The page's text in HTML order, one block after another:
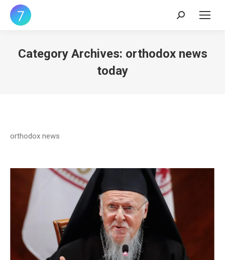
Search:
Category Archives: orthodox news
today
orthodox news